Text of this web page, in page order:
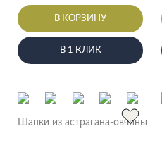
В КОРЗИНУ
В 1 КЛИК
Шапки из астрагана-овчины